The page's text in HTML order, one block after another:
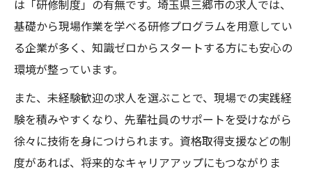
鉄筋工社員として未経験からスキルアップ
求人を活用した鉄筋工未経験者の成長事例
未経験歓迎の鉄筋工求人がもたらす可能性
未経験者向き鉄筋工求人の研修サポートと
は
現場作業未経験でも安心な社員採用の理由
は「研修制度」の有無です。埼玉県三郷市の求人では、
基礎から現場作業を学べる研修プログラムを用意してい
る企業が多く、知識ゼロからスタートする方にも安心の
環境が整っています。
また、未経験歓迎の求人を選ぶことで、現場での実践経
験を積みやすくなり、先輩社員のサポートを受けながら
徐々に技術を身につけられます。資格取得支援などの制
度があれば、将来的なキャリアアップにもつながりま